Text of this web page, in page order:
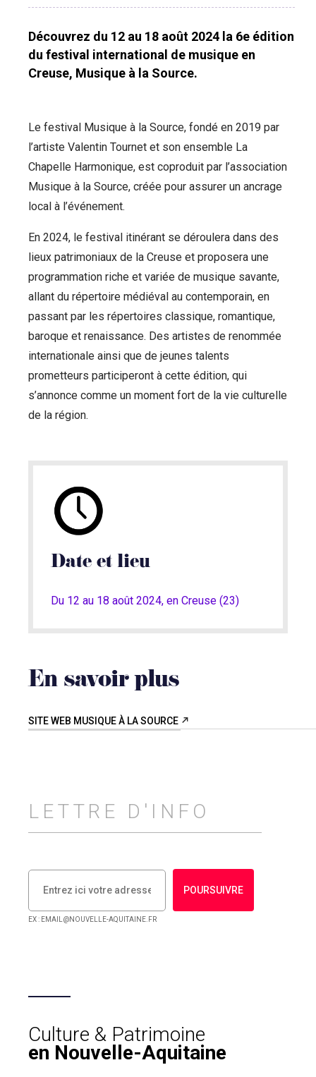
Découvrez du 12 au 18 août 2024 la 6e édition
du festival international de musique en
Creuse, Musique à la Source.
Le festival Musique à la Source, fondé en 2019 par
l’artiste Valentin Tournet et son ensemble La
Chapelle Harmonique, est coproduit par l’association
Musique à la Source, créée pour assurer un ancrage
local à l’événement.
En 2024, le festival itinérant se déroulera dans des
lieux patrimoniaux de la Creuse et proposera une
programmation riche et variée de musique savante,
allant du répertoire médiéval au contemporain, en
passant par les répertoires classique, romantique,
baroque et renaissance. Des artistes de renommée
internationale ainsi que de jeunes talents
prometteurs participeront à cette édition, qui
s’annonce comme un moment fort de la vie culturelle
de la région.
Date et lieu
Du 12 au 18 août 2024, en Creuse (23)
En savoir plus
SITE WEB MUSIQUE À LA SOURCE
LETTRE D'INFO
POURSUIVRE
EX : EMAIL@NOUVELLE-AQUITAINE.FR
Culture & Patrimoine
en Nouvelle-Aquitaine